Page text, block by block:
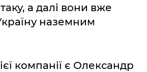
а далі вони вже
наземним
компанії є Олександр